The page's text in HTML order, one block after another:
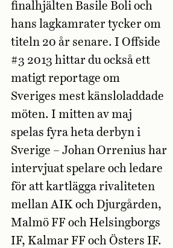
finalhjälten Basile Boli och
hans lagkamrater tycker om
titeln 20 år senare. I Offside
#3 2013 hittar du också ett
matigt reportage om
Sveriges mest känsloladdade
möten. I mitten av maj
spelas fyra heta derbyn i
Sverige – Johan Orrenius har
intervjuat spelare och ledare
för att kartlägga rivaliteten
mellan AIK och Djurgården,
Malmö FF och Helsingborgs
IF, Kalmar FF och Östers IF.